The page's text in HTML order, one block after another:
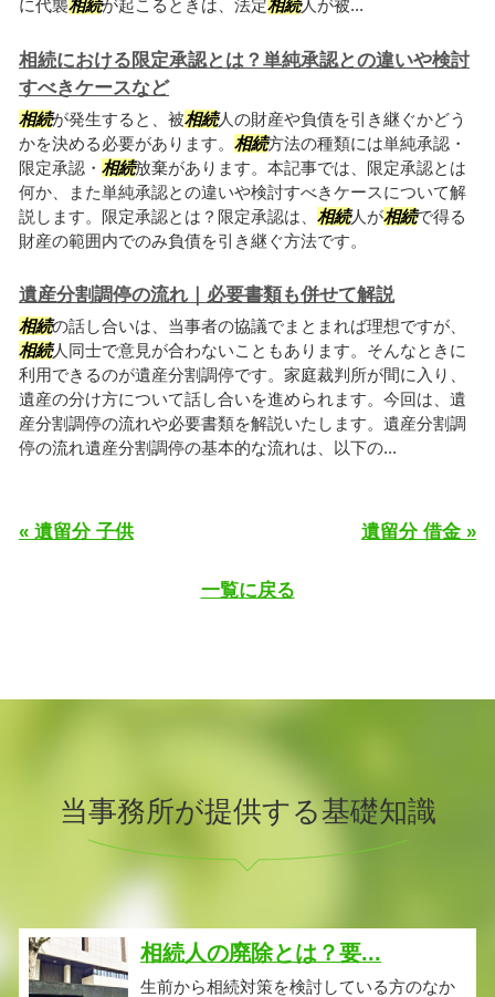
に代襲相続が起こるときは、法定相続人が被...
相続における限定承認とは？単純承認との違いや検討
すべきケースなど
相続が発生すると、被相続人の財産や負債を引き継ぐかどう
かを決める必要があります。 相続方法の種類には単純承認・
限定承認・ 相続放棄があります。本記事では、限定承認とは
何か、また単純承認との違いや検討すべきケースについて解
説します。限定承認とは？限定承認は、 相続人が相続で得る
財産の範囲内でのみ負債を引き継ぐ方法です。
遺産分割調停の流れ｜必要書類も併せて解説
相続の話し合いは、当事者の協議でまとまれば理想ですが、
相続人同士で意見が合わないこともあります。そんなときに
利用できるのが遺産分割調停です。家庭裁判所が間に入り、
遺産の分け方について話し合いを進められます。今回は、遺
産分割調停の流れや必要書類を解説いたします。遺産分割調
停の流れ遺産分割調停の基本的な流れは、以下の...
« 遺留分 子供 遺留分 借金 »
一覧に戻る
当事務所が提供する基礎知識
相続人の廃除とは？要...
生前から相続対策を検討している方のなか